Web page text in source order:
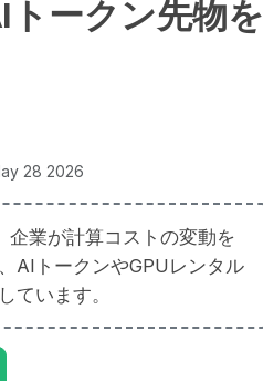
ークン先物を
28 2026
企業が計算コストの変動を
AIトークンやGPUレンタル
ています。